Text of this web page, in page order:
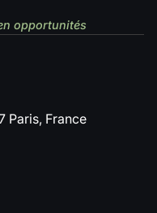
opportunités
Paris, France